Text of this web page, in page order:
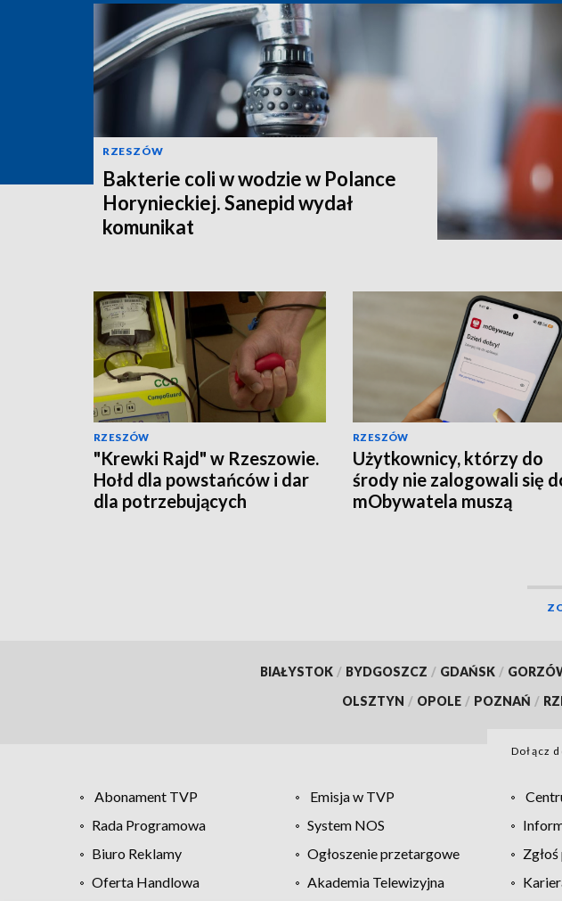
RZESZÓW
Bakterie coli w wodzie w Polance
Horynieckiej. Sanepid wydał
komunikat
RZESZÓW
"Krewki Rajd" w Rzeszowie.
Hołd dla powstańców i dar
dla potrzebujących
RZESZÓW
Użytkownicy, którzy do
środy nie zalogowali się
mObywatela muszą
BIAŁYSTOK / BYDGOSZCZ / GDAŃSK /
OLSZTYN / OPOLE / POZNAŃ /
Dołącz
Abonament TVP Emisja w TVP
Rada Programowa
System NOS
Biuro Reklamy
Ogłoszenie przetargowe
Oferta Handlowa
Akademia Telewizyjna